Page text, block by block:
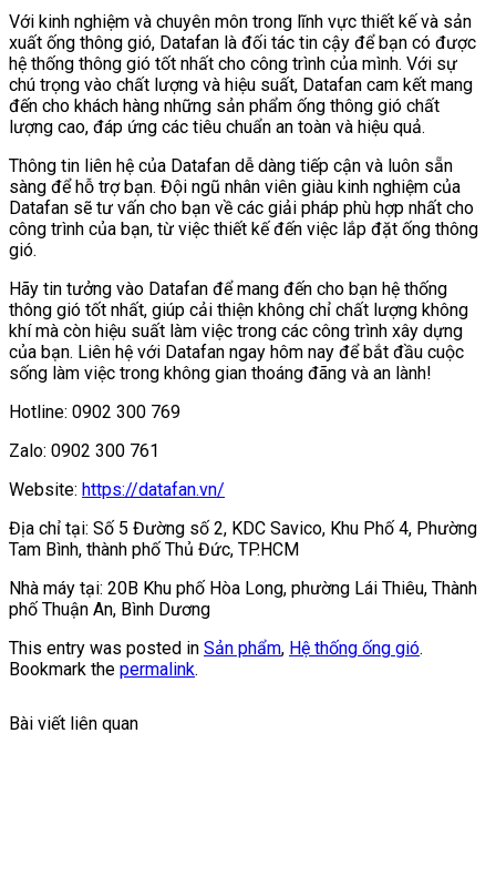
Với kinh nghiệm và chuyên môn trong lĩnh vực thiết kế và sản
xuất ống thông gió, Datafan là đối tác tin cậy để bạn có được
hệ thống thông gió tốt nhất cho công trình của mình. Với sự
chú trọng vào chất lượng và hiệu suất, Datafan cam kết mang
đến cho khách hàng những sản phẩm ống thông gió chất
lượng cao, đáp ứng các tiêu chuẩn an toàn và hiệu quả.
Thông tin liên hệ của Datafan dễ dàng tiếp cận và luôn sẵn
sàng để hỗ trợ bạn. Đội ngũ nhân viên giàu kinh nghiệm của
Datafan sẽ tư vấn cho bạn về các giải pháp phù hợp nhất cho
công trình của bạn, từ việc thiết kế đến việc lắp đặt ống thông
gió.
Hãy tin tưởng vào Datafan để mang đến cho bạn hệ thống
thông gió tốt nhất, giúp cải thiện không chỉ chất lượng không
khí mà còn hiệu suất làm việc trong các công trình xây dựng
của bạn. Liên hệ với Datafan ngay hôm nay để bắt đầu cuộc
sống làm việc trong không gian thoáng đãng và an lành!
Hotline: 0902 300 769
Zalo: 0902 300 761
Website: https://datafan.vn/
Địa chỉ tại: Số 5 Đường số 2, KDC Savico, Khu Phố 4, Phường
Tam Bình, thành phố Thủ Đức, TP.HCM
Nhà máy tại: 20B Khu phố Hòa Long, phường Lái Thiêu, Thành
phố Thuận An, Bình Dương
This entry was posted in Sản phẩm, Hệ thống ống gió.
Bookmark the permalink.
Bài viết liên quan